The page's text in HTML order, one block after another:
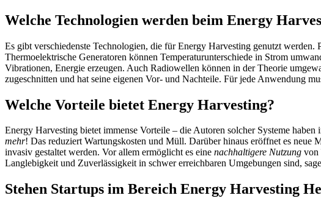
Welche Technologien werden beim Energy
Es gibt verschiedenste Technologien, die für Energy Harvesting genutzt
Thermoelektrische Generatoren können Temperaturunterschiede in Strom
Vibrationen, Energie erzeugen. Auch Radiowellen können in der Theorie
zugeschnitten und hat seine eigenen Vor- und Nachteile. Für jede Anwendung
Welche Vorteile bietet Energy Harvesting?
Energy Harvesting bietet immense Vorteile – die Autoren solcher Systeme
mehr! Das reduziert Wartungskosten und Müll. Darüber hinaus eröffnet es
invasiv gestaltet werden. Vor allem ermöglicht es eine nachhaltigere Nutzung von
Langlebigkeit und Zuverlässigkeit in schwer erreichbaren Umgebungen sind,
Stehen Startups im Bereich Energy Harvesting